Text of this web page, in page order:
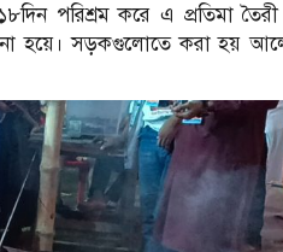
পরিশ্রম করে এ প্রতিমা
হয়ে। সড়কগুলোতে করা হয়